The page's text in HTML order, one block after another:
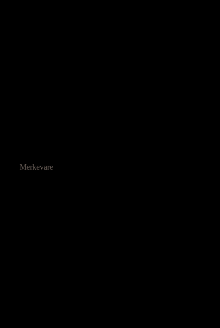
Merkevare